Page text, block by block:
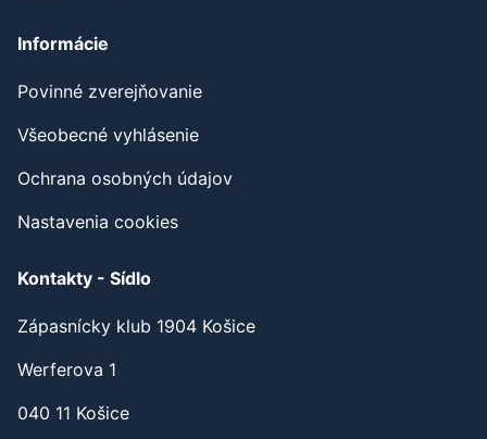
Informácie
Povinné zverejňovanie
Všeobecné vyhlásenie
Ochrana osobných údajov
Nastavenia cookies
Kontakty - Sídlo
Zápasnícky klub 1904 Košice
Werferova 1
040 11 Košice